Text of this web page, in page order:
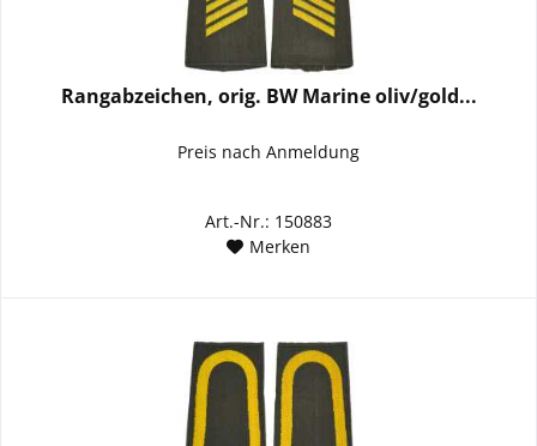
Rangabzeichen, orig. BW Marine oliv/gold...
Preis nach Anmeldung
Art.-Nr.: 150883
Merken